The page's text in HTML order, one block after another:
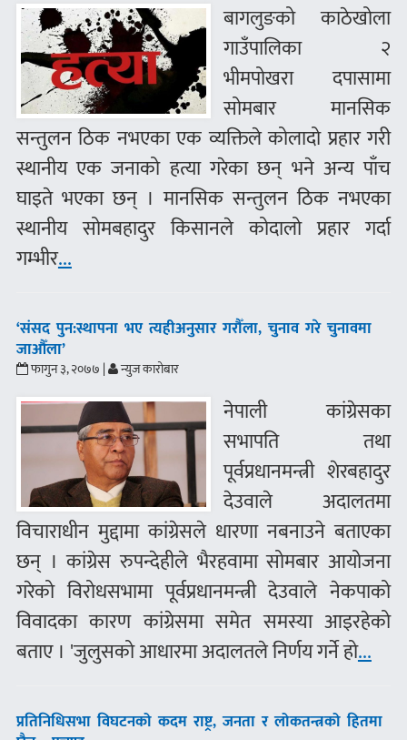
बागलुङको काठेखोला
गाउँपालिका २
भीमपोखरा दपासामा
सोमबार मानसिक
सन्तुलन ठिक नभएका एक व्यक्तिले कोलादो प्रहार गरी
स्थानीय एक जनाको हत्या गरेका छन् भने अन्य पाँच
घाइते भएका छन् । मानसिक सन्तुलन ठिक नभएका
स्थानीय सोमबहादुर किसानले कोदालो प्रहार गर्दा
गम्भीर...
‘संसद पुन:स्थापना भए त्यहीअनुसार गरौँला, चुनाव गरे चुनावमा
जाऔँला’
फागुन ३, २०७७ | न्युज कारोबार
नेपाली कांग्रेसका
सभापति तथा
पूर्वप्रधानमन्त्री शेरबहादुर
देउवाले अदालतमा
विचाराधीन मुद्दामा कांग्रेसले धारणा नबनाउने बताएका
छन् । कांग्रेस रुपन्देहीले भैरहवामा सोमबार आयोजना
गरेको विरोधसभामा पूर्वप्रधानमन्त्री देउवाले नेकपाको
विवादका कारण कांग्रेसमा समेत समस्या आइरहेको
बताए । 'जुलुसको आधारमा अदालतले निर्णय गर्ने हो...
प्रतिनिधिसभा विघटनको कदम राष्ट्र, जनता र लोकतन्त्रको हितमा